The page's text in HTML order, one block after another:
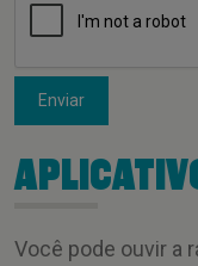
Enviar
Você pode ouvir a